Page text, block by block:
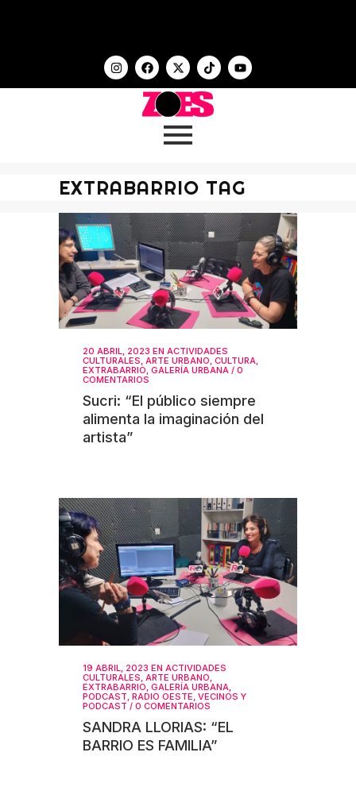
EXTRABARRIO TAG
20 ABRIL, 2023 EN ACTIVIDADES
CULTURALES ARTE URBANO CULTURA
EXTRABARRIO GALERÍA URBANA / 0
COMENTARIOS
Sucri: “El público siempre
alimenta la imaginación del
artista”
19 ABRIL, 2023 EN ACTIVIDADES
CULTURALES ARTE URBANO
EXTRABARRIO GALERÍA URBANA
PODCAST RADIO OESTE VECINOS Y
PODCAST / 0 COMENTARIOS
SANDRA LLORIAS: “EL
BARRIO ES FAMILIA”